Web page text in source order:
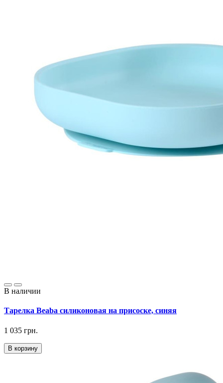
В наличии
Тарелка Beaba силиконовая на присоске, синяя
1 035 грн.
В корзину